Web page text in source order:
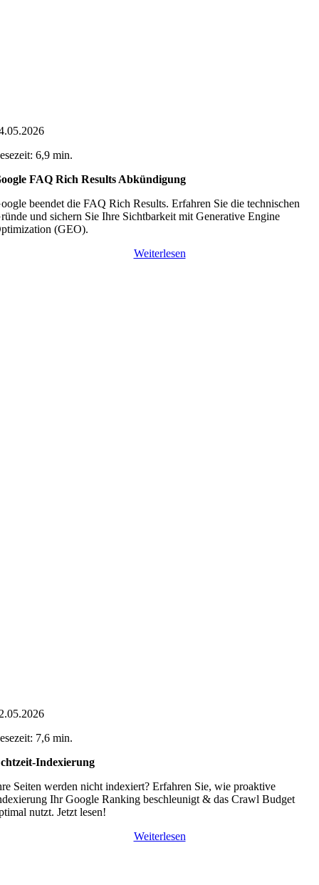
6,9 min.
FAQ Rich Results Abkündigung
beendet die FAQ Rich Results. Erfahren Sie die technischen
und sichern Sie Ihre Sichtbarkeit mit Generative Engine
(GEO).
Weiterlesen
7,6 min.
Indexierung
Seiten werden nicht indexiert? Erfahren Sie, wie proaktive
Ihr Google Ranking beschleunigt & das Crawl Budget
nutzt. Jetzt lesen!
Weiterlesen